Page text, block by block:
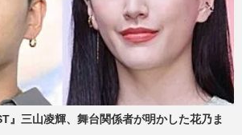
』三山凌輝、舞台関係者が明かした花乃ま